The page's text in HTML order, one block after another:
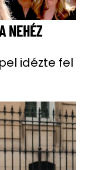
NEHÉZ
idézte fel